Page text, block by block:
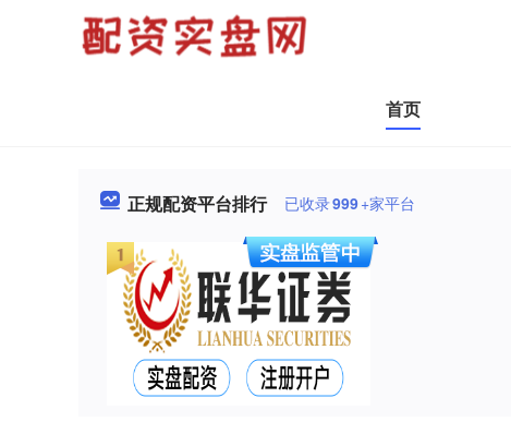
首页
正规配资平台排行 已收录999+家平台